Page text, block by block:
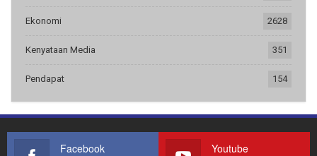
Ekonomi 2628
Kenyataan Media 351
Pendapat 154
Facebook Youtube